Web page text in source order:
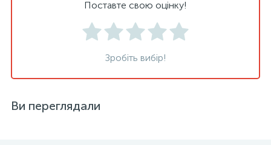
Поставте свою оцінку!
Зробіть вибір!
Ви переглядали